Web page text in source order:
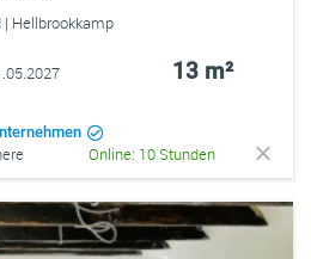
Hellbrookkamp
13 m²
Online: 10 Stunden